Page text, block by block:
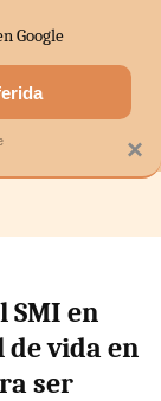
NUEVO
SMI en
de vida en
ser
×
Google